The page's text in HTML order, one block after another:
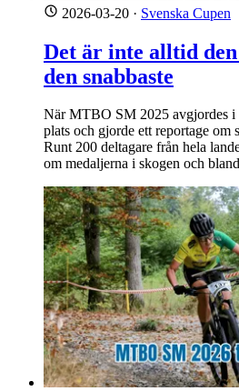
2026-03-20 · Svenska Cupen
Det är inte alltid
den snabbaste
När MTBO SM 2025 avgjordes
plats och gjorde ett reportage om
Runt 200 deltagare från hela
om medaljerna i skogen och